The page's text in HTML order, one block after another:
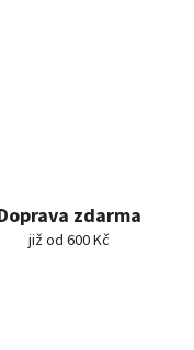
zdarma
již od 600 Kč